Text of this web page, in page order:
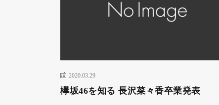
2020.03.29
欅坂46を知る 長沢菜々香卒業発表